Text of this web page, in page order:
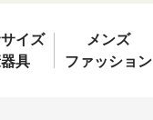
イズ
具
メンズ
ファッション